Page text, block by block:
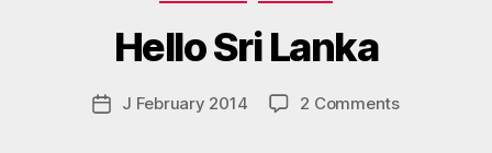
Hello Sri Lanka
Post
author
s
p
o
d
PostJ February 2014 2 Commentson